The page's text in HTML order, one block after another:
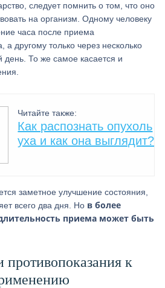
следует помнить о том, что оно
на организм. Одному человеку
часа после приема
а другому только через несколько
То же самое касается и
Читайте также:
Как распознать опухоль
уха и как она выглядит?
заметное улучшение состояния,
всего два дня. Но в более
приема может быть
противопоказания к